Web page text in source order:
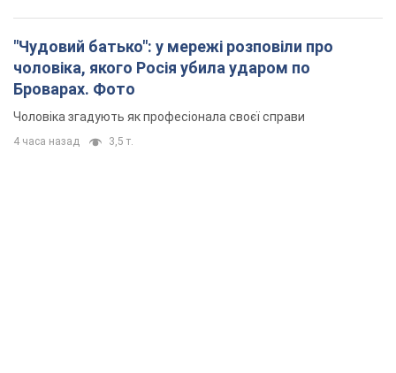
"Чудовий батько": у мережі розповіли про
чоловіка, якого Росія убила ударом по
Броварах. Фото
Чоловіка згадують як професіонала своєї справи
4 часа назад 3,5 т.